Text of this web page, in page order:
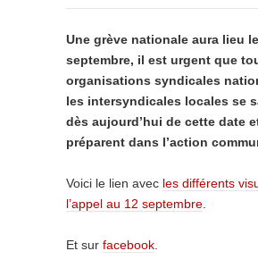
Une grève nationale aura lieu
septembre, il est urgent que
organisations syndicales
les intersyndicales locales se
dès aujourd’hui de cette date
préparent dans l’action
Voici le lien avec les différents
l’appel au 12 septembre
Et sur facebook